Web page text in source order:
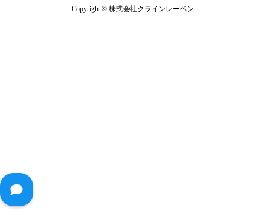
Copyright © 株式会社クラインレーベン